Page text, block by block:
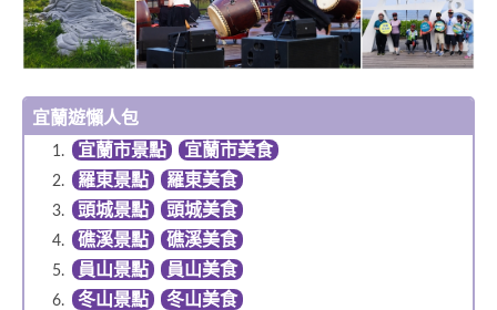
宜蘭遊懶人包
宜蘭市景點
宜蘭市美食
羅東景點
羅東美食
頭城景點
頭城美食
礁溪景點
礁溪美食
員山景點
員山美食
冬山景點
冬山美食